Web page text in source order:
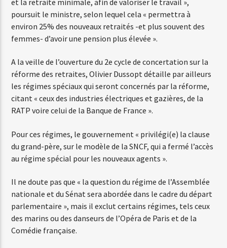
Web-Radio-Italia
poursuit le ministre, selon lequel cela « permettra à
environ 25% des nouveaux retraités -et plus souvent des
femmes- d’avoir une pension plus élevée ».
A la veille de l’ouverture du 2e cycle de concertation sur la
réforme des retraites, Olivier Dussopt détaille par ailleurs
les régimes spéciaux qui seront concernés par la réforme,
citant « ceux des industries électriques et gazières, de la
RATP voire celui de la Banque de France ».
Pour ces régimes, le gouvernement « privilégi(e) la clause
du grand-père, sur le modèle de la SNCF, qui a fermé l’accès
au régime spécial pour les nouveaux agents ».
Il ne doute pas que « la question du régime de l’Assemblée
nationale et du Sénat sera abordée dans le cadre du départ
parlementaire », mais il exclut certains régimes, tels ceux
des marins ou des danseurs de l’Opéra de Paris et de la
Comédie française.